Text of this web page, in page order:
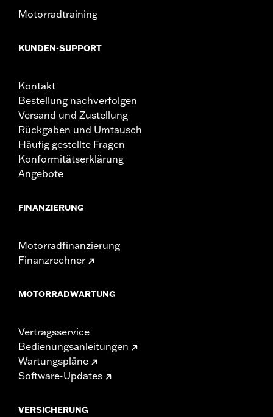
Motorradtraining
KUNDEN-SUPPORT
Kontakt
Bestellung nachverfolgen
Versand und Zustellung
Rückgaben und Umtausch
Häufig gestellte Fragen
Konformitätserklärung
Angebote
FINANZIERUNG
Motorradfinanzierung
Finanzrechner
MOTORRADWARTUNG
Vertragsservice
Bedienungsanleitungen
Wartungspläne
Software-Updates
VERSICHERUNG